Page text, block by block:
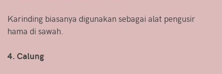
Karinding biasanya digunakan sebagai alat pengusir
hama di sawah.
4. Calung